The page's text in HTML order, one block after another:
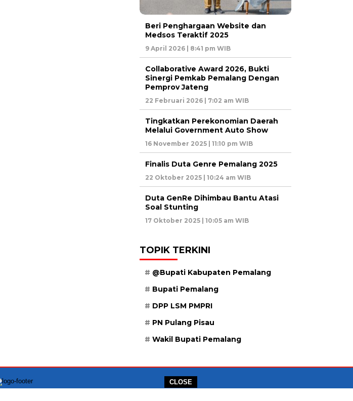
CLOSE
Beri Penghargaan Website dan
Medsos Teraktif 2025
9 April 2026 | 8:41 pm WIB
Collaborative Award 2026, Bukti
Sinergi Pemkab Pemalang Dengan
Pemprov Jateng
22 Februari 2026 | 7:02 am WIB
Tingkatkan Perekonomian Daerah
Melalui Government Auto Show
16 November 2025 | 11:10 pm WIB
Finalis Duta Genre Pemalang 2025
22 Oktober 2025 | 10:24 am WIB
Duta GenRe Dihimbau Bantu Atasi
Soal Stunting
17 Oktober 2025 | 10:05 am WIB
TOPIK TERKINI
@Bupati Kabupaten Pemalang
Bupati Pemalang
DPP LSM PMPRI
PN Pulang Pisau
Wakil Bupati Pemalang
NEWS Kantor Kowari:
blok J1 No.12A, Jakarta